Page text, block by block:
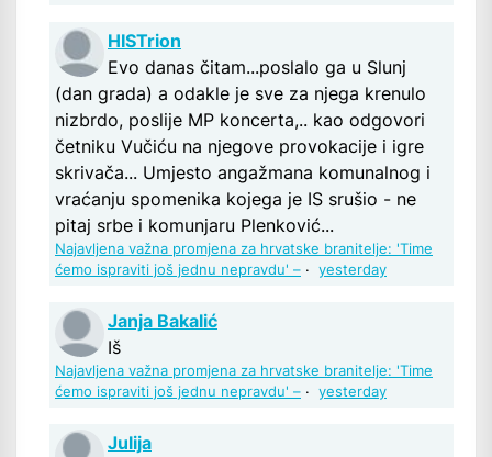
HISTrion
Evo danas čitam...poslalo ga u Slunj
(dan grada) a odakle je sve za njega krenulo
nizbrdo, poslije MP koncerta,.. kao odgovori
četniku Vučiću na njegove provokacije i igre
skrivača... Umjesto angažmana komunalnog i
vraćanju spomenika kojega je IS srušio - ne
pitaj srbe i komunjaru Plenković...
Najavljena važna promjena za hrvatske branitelje: 'Time
ćemo ispraviti još jednu nepravdu' – · yesterday
Janja Bakalić
Iš
Najavljena važna promjena za hrvatske branitelje: 'Time
ćemo ispraviti još jednu nepravdu' – · yesterday
Julija